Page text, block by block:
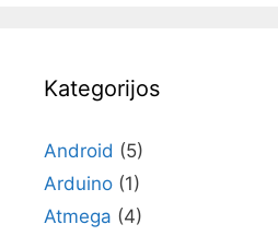
Kategorijos
Android (5)
Arduino (1)
Atmega (4)